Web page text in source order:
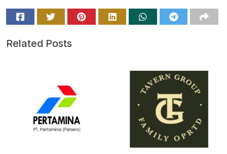
Related Posts